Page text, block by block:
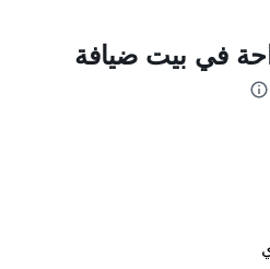
في بيت ضيافة